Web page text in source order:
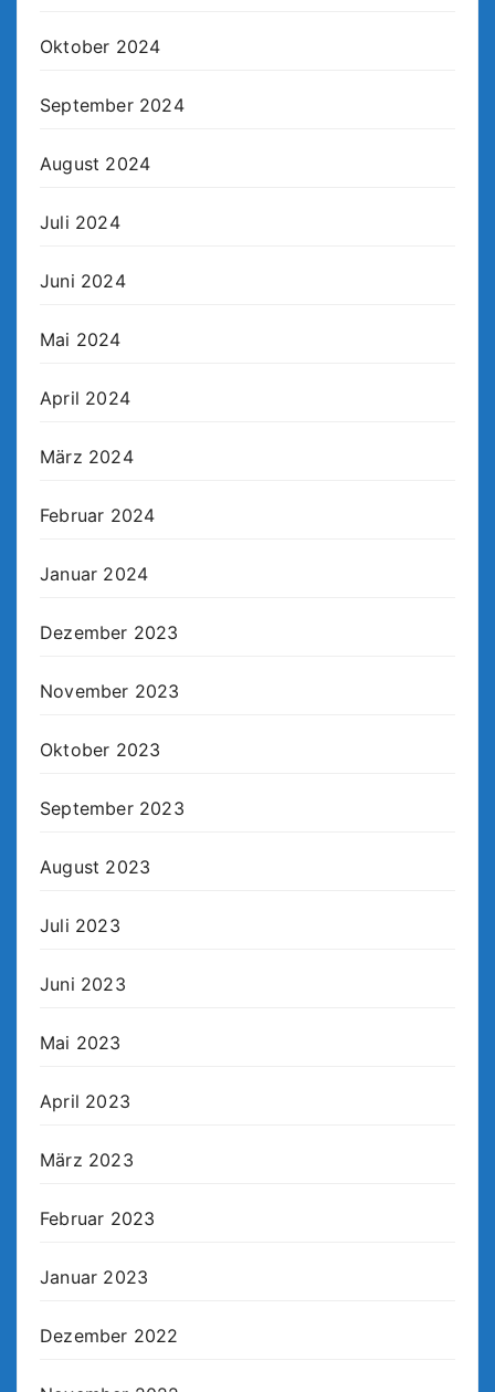
Oktober 2024
September 2024
August 2024
Juli 2024
Juni 2024
Mai 2024
April 2024
März 2024
Februar 2024
Januar 2024
Dezember 2023
November 2023
Oktober 2023
September 2023
August 2023
Juli 2023
Juni 2023
Mai 2023
April 2023
März 2023
Februar 2023
Januar 2023
Dezember 2022